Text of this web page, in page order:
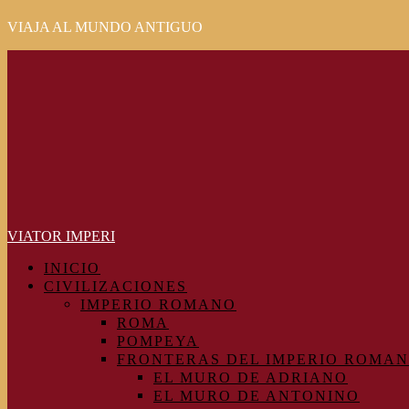
VIAJA AL MUNDO ANTIGUO
VIATOR IMPERI
INICIO
CIVILIZACIONES
IMPERIO ROMANO
ROMA
POMPEYA
FRONTERAS DEL IMPERIO
EL MURO DE ADRIANO
EL MURO DE ANTONINO